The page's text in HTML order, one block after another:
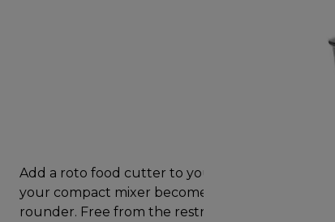
Add a roto food cutter to your Prospero+ and
your compact mixer becomes a food prep all
rounder. Free from the restrictions of a traditional